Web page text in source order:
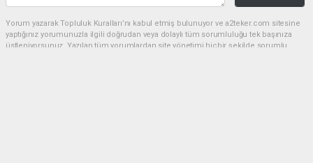
Yorum yazarak Topluluk Kuralları’nı kabul etmiş bulunuyor ve a2teker.com sitesine
yaptığınız yorumunuzla ilgili doğrudan veya dolaylı tüm sorumluluğu tek başınıza
üstleniyorsunuz. Yazılan tüm yorumlardan site yönetimi hiçbir şekilde sorumlu